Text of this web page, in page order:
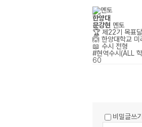
한양대
문강현 멘토
🏆 제22기 목표
🙆 한양대학교
📖 수시 전형
#현역수시(ALL
60
비밀글쓰